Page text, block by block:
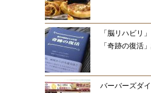
「脳リハビリ
「奇跡の復活
バーバーズダ